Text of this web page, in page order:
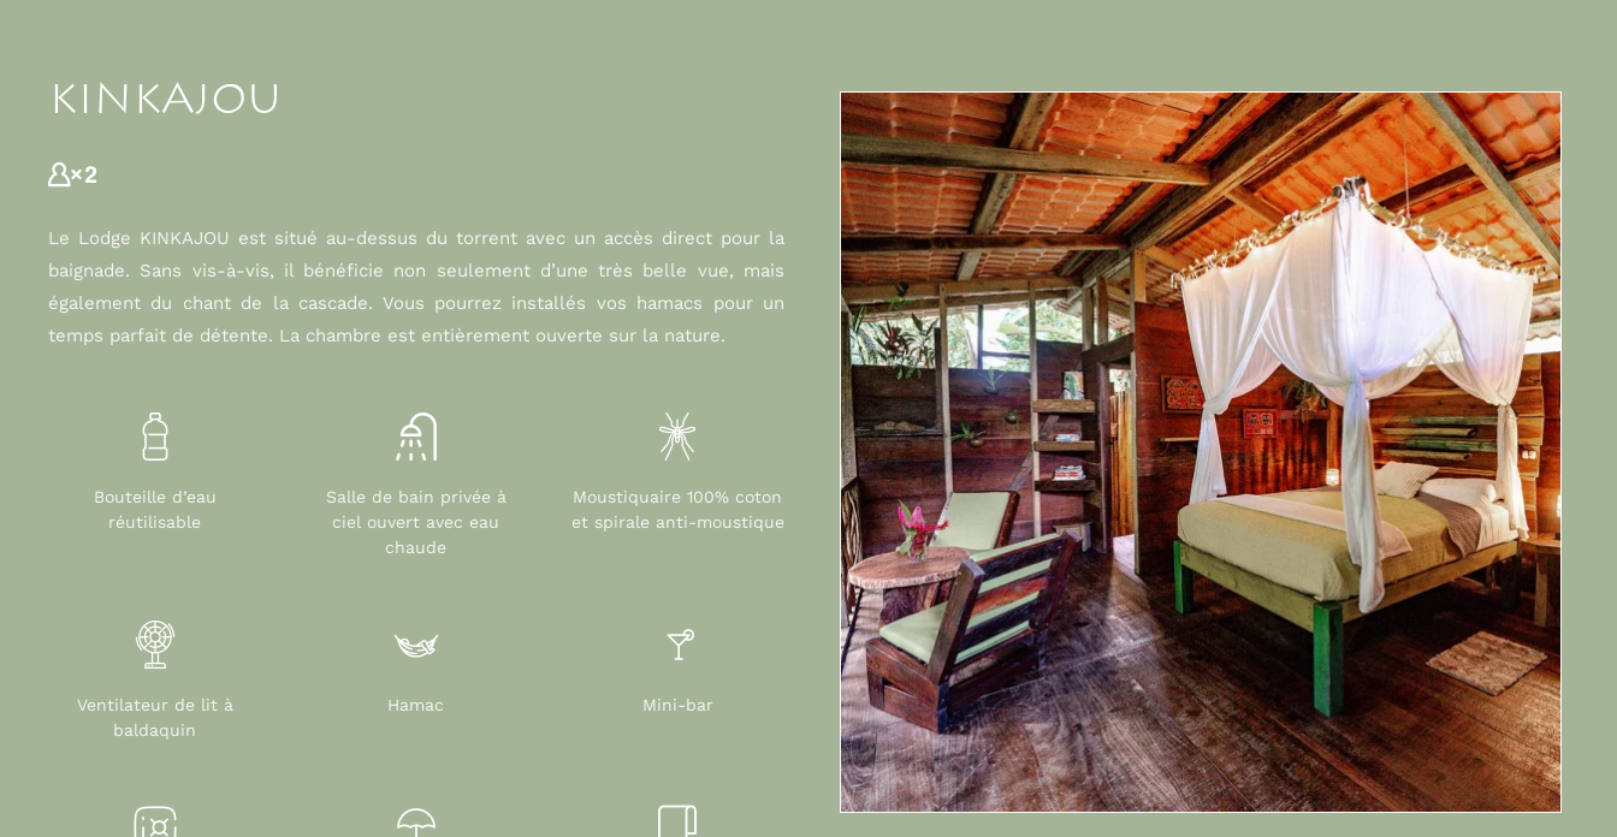
KINKAJOU
Le Lodge KINKAJOU est situé au-dessus du torrent avec un accès direct pour la
baignade. Sans vis-à-vis, il bénéficie non seulement d’une très belle vue, mais
également du chant de la cascade. Vous pourrez installés vos hamacs pour un
temps parfait de détente. La chambre est entièrement ouverte sur la nature.
Bouteille d’eau
réutilisable
Salle de bain privée à
ciel ouvert avec eau
chaude
Moustiquaire 100% coton
et spirale anti-moustique
Ventilateur de lit à
baldaquin
Hamac Mini-bar